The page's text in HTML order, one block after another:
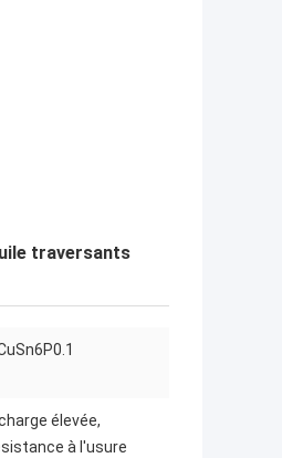
traversants
élevée,
à l'usure